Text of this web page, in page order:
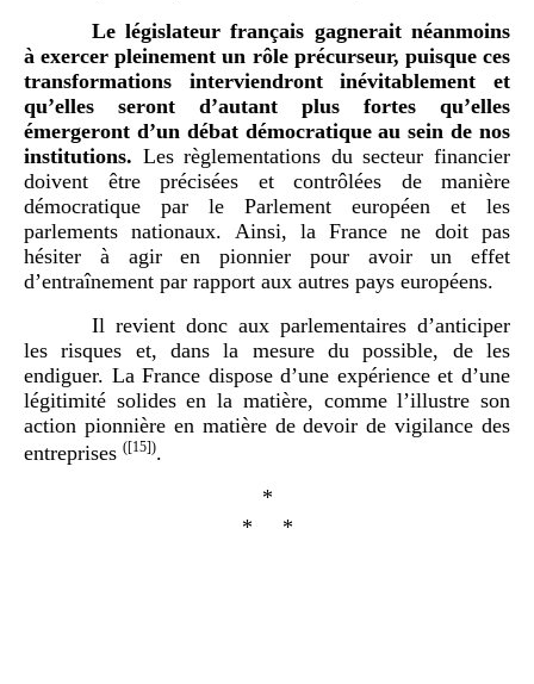
Le législateur français gagnerait néanmoins
à exercer pleinement un rôle précurseur, puisque ces
transformations interviendront inévitablement et
qu’elles seront d’autant plus fortes qu’elles
émergeront d’un débat démocratique au sein de nos
institutions. Les règlementations du secteur financier
doivent être précisées et contrôlées de manière
démocratique par le Parlement européen et les
parlements nationaux. Ainsi, la France ne doit pas
hésiter à agir en pionnier pour avoir un effet
d’entraînement par rapport aux autres pays européens.
Il revient donc aux parlementaires d’anticiper
les risques et, dans la mesure du possible, de les
endiguer. La France dispose d’une expérience et d’une
légitimité solides en la matière, comme l’illustre son
action pionnière en matière de devoir de vigilance des
entreprises ([15]).
*
* *